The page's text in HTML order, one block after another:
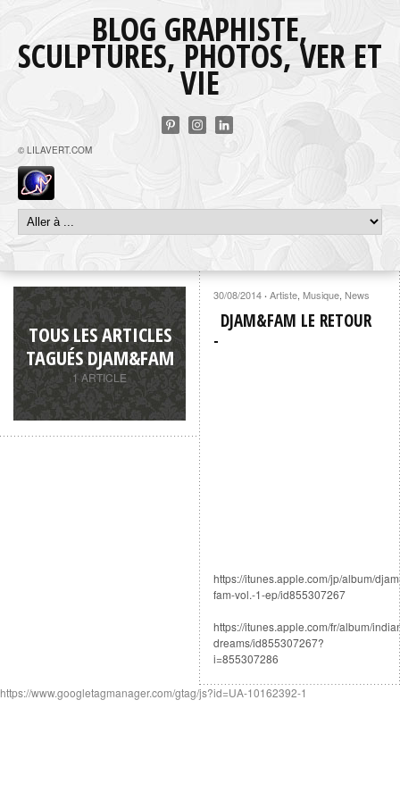
BLOG GRAPHISTE,
SCULPTURES, PHOTOS, VER ET
VIE
© LILAVERT.COM
TOUS LES ARTICLES
TAGUÉS DJAM&FAM
1 ARTICLE
30/08/2014 · Artiste, Musique, News
DJAM&FAM LE RETOUR
https://itunes.apple.com/jp/album/
fam-vol.-1-ep/id855307267
https://itunes.apple.com/fr/album/
dreams/id855307267?
i=855307286
https://www.googletagmanager.com/gtag/js?id=UA-10162392-1